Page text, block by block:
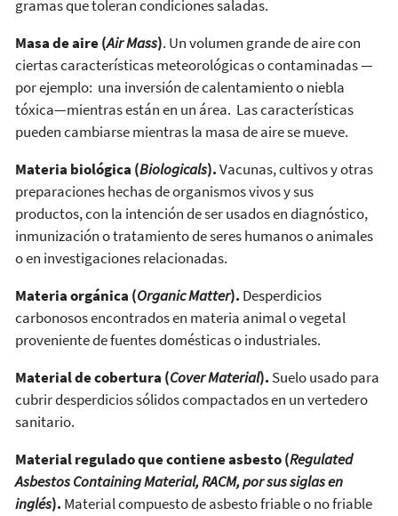
gramas que toleran condiciones saladas.
Masa de aire (Air Mass). Un volumen grande de aire con
ciertas características meteorológicas o contaminadas —
por ejemplo: una inversión de calentamiento o niebla
tóxica—mientras están en un área. Las características
pueden cambiarse mientras la masa de aire se mueve.
Materia biológica (Biologicals).Vacunas, cultivos y otras
preparaciones hechas de organismos vivos y sus
productos, con la intención de ser usados en diagnóstico,
inmunización o tratamiento de seres humanos o animales
o en investigaciones relacionadas.
Materia orgánica (Organic Matter). Desperdicios
carbonosos encontrados en materia animal o vegetal
proveniente de fuentes domésticas o industriales.
Material de cobertura (Cover Material). Suelo usado para
cubrir desperdicios sólidos compactados en un vertedero
sanitario.
Material regulado que contiene asbesto (Regulated
Asbestos Containing Material, RACM, por sus siglas en
inglés). Material compuesto de asbesto friable o no friable